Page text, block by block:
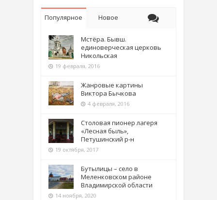
Популярное Новое
Мстёра. Бывш.
единоверческая церковь
Никольская
19 февраля, 2016
Жанровые картины
Виктора Бычкова
4 февраля, 2016
Столовая пионер лагеря
«Лесная быль»,
Петушинский р-н
19 октября, 2017
Бутылицы – село в
Меленковском районе
Владимирской области
14 ноября, 2020